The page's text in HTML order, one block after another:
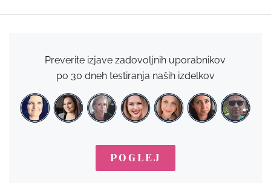
Preverite izjave zadovoljnih uporabnikov
po 30 dneh testiranja naših izdelkov
POGLEJ